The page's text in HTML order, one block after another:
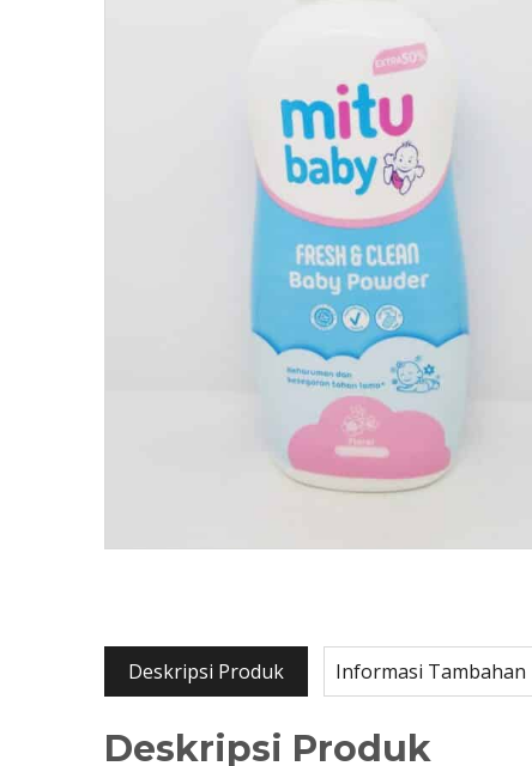
Deskripsi Produk Informasi Tambahan
Deskripsi Produk